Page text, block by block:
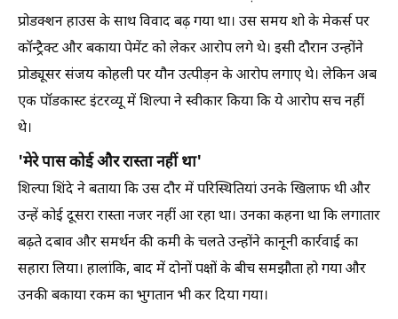
प्रोडक्शन हाउस के साथ विवाद बढ़ गया था। उस समय शो के मेकर्स पर
कॉन्ट्रैक्ट और बकाया पेमेंट को लेकर आरोप लगे थे। इसी दौरान उन्होंने
प्रोड्यूसर संजय कोहली पर यौन उत्पीड़न के आरोप लगाए थे। लेकिन अब
एक पॉडकास्ट इंटरव्यू में शिल्पा ने स्वीकार किया कि ये आरोप सच नहीं
थे।
'मेरे पास कोई और रास्ता नहीं था'
शिल्पा शिंदे ने बताया कि उस दौर में परिस्थितियां उनके खिलाफ थी और
उन्हें कोई दूसरा रास्ता नजर नहीं आ रहा था। उनका कहना था कि लगातार
बढ़ते दबाव और समर्थन की कमी के चलते उन्होंने कानूनी कार्रवाई का
सहारा लिया। हालांकि, बाद में दोनों पक्षों के बीच समझौता हो गया और
उनकी बकाया रकम का भुगतान भी कर दिया गया।